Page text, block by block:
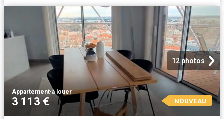
12 photos
Appartement·à louer
3 113 € NOUVEAU